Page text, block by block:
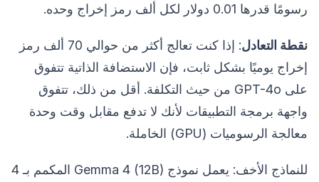
رسومًا قدرها 0.01 دولار لكل ألف رمز إخراج وحده.
نقطة التعادل
: إذا كنت تعالج أكثر من حوالي 70 ألف رمز
إخراج يوميًا بشكل ثابت، فإن الاستضافة الذاتية تتفوق
على GPT-4o من حيث التكلفة. أقل من ذلك، تتفوق
واجهة برمجة التطبيقات لأنك لا تدفع مقابل وقت وحدة
معالجة الرسوميات (GPU) الخاملة.
للنماذج الأخف: يعمل نموذج Gemma 4 (12B) المكمم بـ 4